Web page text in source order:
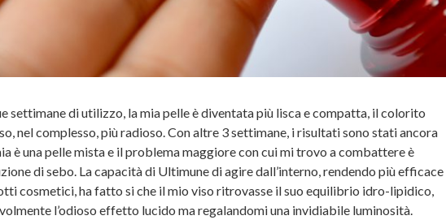
settimane di utilizzo, la mia pelle è diventata più lisca e compatta, il colorito
nel complesso, più radioso. Con altre 3 settimane, i risultati sono stati ancora
è una pelle mista e il problema maggiore con cui mi trovo a combattere è
di sebo. La capacità di Ultimune di agire dall’interno, rendendo più efficace
cosmetici, ha fatto si che il mio viso ritrovasse il suo equilibrio idro-lipidico,
l’odioso effetto lucido ma regalandomi una invidiabile luminosità.